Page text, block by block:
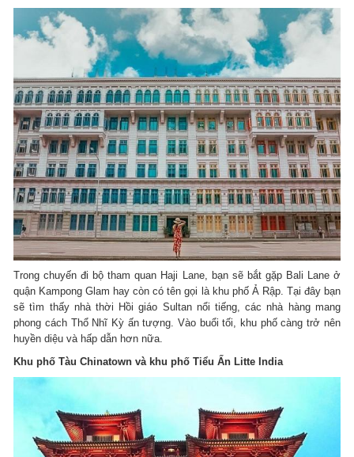
Trong chuyến đi bộ tham quan Haji Lane, bạn sẽ bắt gặp Bali Lane ở
quận Kampong Glam hay còn có tên gọi là khu phố Ả Rập. Tại đây bạn
sẽ tìm thấy nhà thời Hồi giáo Sultan nổi tiếng, các nhà hàng mang
phong cách Thổ Nhĩ Kỳ ấn tượng. Vào buổi tối, khu phố càng trở nên
huyền diệu và hấp dẫn hơn nữa.
Khu phố Tàu Chinatown và khu phố Tiểu Ấn Litte India